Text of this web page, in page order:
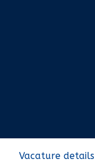
Vacature details